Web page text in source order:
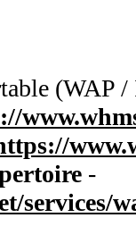
-
services/